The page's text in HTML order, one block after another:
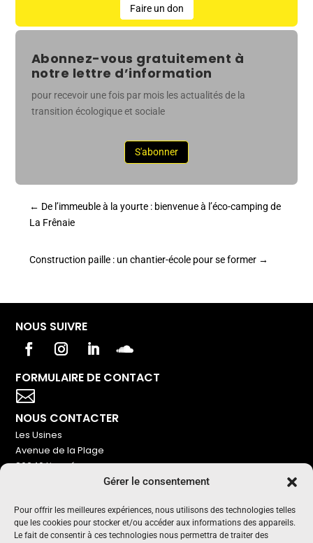
Gérer le consentement
Pour offrir les meilleures expériences, nous utilisons des technologies telles
que les cookies pour stocker et/ou accéder aux informations des appareils.
Le fait de consentir à ces technologies nous permettra de traiter des
Faire un don
Abonnez-vous gratuitement à
notre lettre d’information
pour recevoir une fois par mois les actualités de la
transition écologique et sociale
S'abonner
← De l’immeuble à la yourte : bienvenue à l’éco-camping de
La Frênaie
Construction paille : un chantier-école pour se former →
NOUS SUIVRE
FORMULAIRE DE CONTACT

NOUS CONTACTER
Les Usines
Avenue de la Plage
86240 Ligugé
NOUS SOUTENIR
Pour maintenir un média indépendant, gratuit et sans